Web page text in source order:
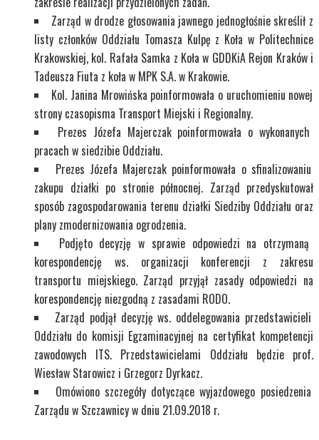
Zarząd w drodze głosowania jawnego jednogłośnie skreślił z
listy członków Oddziału Tomasza Kulpę z Koła w Politechnice
Krakowskiej, kol. Rafała Samka z Koła w GDDKiA Rejon Kraków i
Tadeusza Fiuta z koła w MPK S.A. w Krakowie.
Kol. Janina Mrowińska poinformowała o uruchomieniu nowej
strony czasopisma Transport Miejski i Regionalny.
Prezes Józefa Majerczak poinformowała o wykonanych
pracach w siedzibie Oddziału.
Prezes Józefa Majerczak poinformowała o sfinalizowaniu
zakupu działki po stronie północnej. Zarząd przedyskutował
sposób zagospodarowania terenu działki Siedziby Oddziału oraz
plany zmodernizowania ogrodzenia.
Podjęto decyzję w sprawie odpowiedzi na otrzymaną
korespondencję ws. organizacji konferencji z zakresu
transportu miejskiego. Zarząd przyjął zasady odpowiedzi na
korespondencję niezgodną z zasadami RODO.
Zarząd podjął decyzję ws. oddelegowania przedstawicieli
Oddziału do komisji Egzaminacyjnej na certyfikat kompetencji
zawodowych ITS. Przedstawicielami Oddziału będzie prof.
Wiesław Starowicz i Grzegorz Dyrkacz.
Omówiono szczegóły dotyczące wyjazdowego posiedzenia
Zarządu w Szczawnicy w dniu 21.09.2018 r.